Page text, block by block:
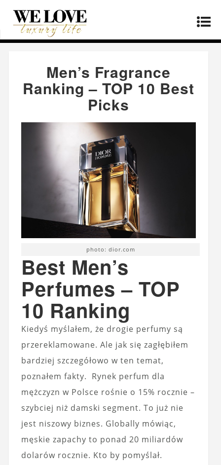
Home » Products»
Men’s Fragrance Ranking –
TOP 10 Best Picks
Men’s Fragrance
Ranking – TOP 10 Best
Picks
photo: dior.com
Best Men’s
Perfumes – TOP
10 Ranking
Kiedyś myślałem, że drogie perfumy są
przereklamowane. Ale jak się zagłębiłem
bardziej szczegółowo w ten temat,
poznałem fakty. Rynek perfum dla
mężczyzn w Polsce rośnie o 15% rocznie –
szybciej niż damski segment. To już nie
jest niszowy biznes. Globally mówiąc,
męskie zapachy to ponad 20 miliardów
dolarów rocznie. Kto by pomyślał.